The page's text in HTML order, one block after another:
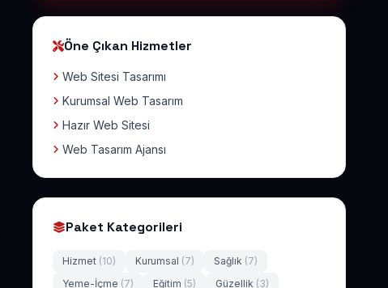
Öne Çıkan Hizmetler
Web Sitesi Tasarımı
Kurumsal Web Tasarım
Hazır Web Sitesi
Web Tasarım Ajansı
Paket Kategorileri
Hizmet (10) Kurumsal (7) Sağlık (7)
Yeme-İçme (7) Eğitim (5) Güzellik (3)